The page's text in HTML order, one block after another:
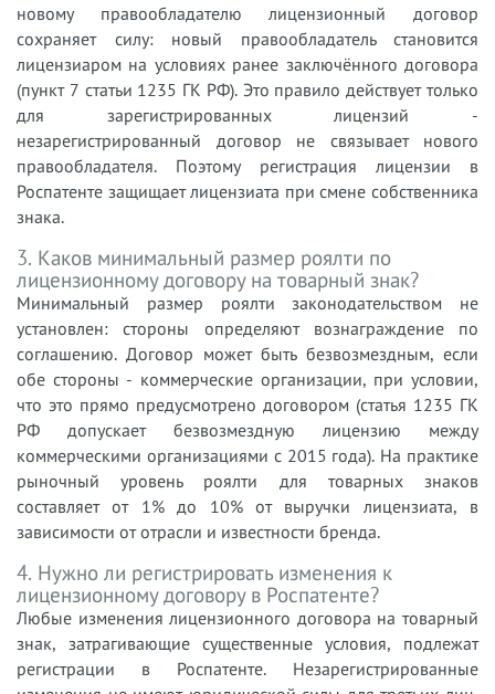
новому правообладателю лицензионный договор
сохраняет силу: новый правообладатель становится
лицензиаром на условиях ранее заключённого договора
(пункт 7 статьи 1235 ГК РФ). Это правило действует только
для зарегистрированных лицензий -
незарегистрированный договор не связывает нового
правообладателя. Поэтому регистрация лицензии в
Роспатенте защищает лицензиата при смене собственника
знака.
3. Каков минимальный размер роялти по
лицензионному договору на товарный знак?
Минимальный размер роялти законодательством не
установлен: стороны определяют вознаграждение по
соглашению. Договор может быть безвозмездным, если
обе стороны - коммерческие организации, при условии,
что это прямо предусмотрено договором (статья 1235 ГК
РФ допускает безвозмездную лицензию между
коммерческими организациями с 2015 года). На практике
рыночный уровень роялти для товарных знаков
составляет от 1% до 10% от выручки лицензиата, в
зависимости от отрасли и известности бренда.
4. Нужно ли регистрировать изменения к
лицензионному договору в Роспатенте?
Любые изменения лицензионного договора на товарный
знак, затрагивающие существенные условия, подлежат
регистрации в Роспатенте. Незарегистрированные